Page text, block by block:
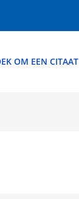
OM EEN CITAAT